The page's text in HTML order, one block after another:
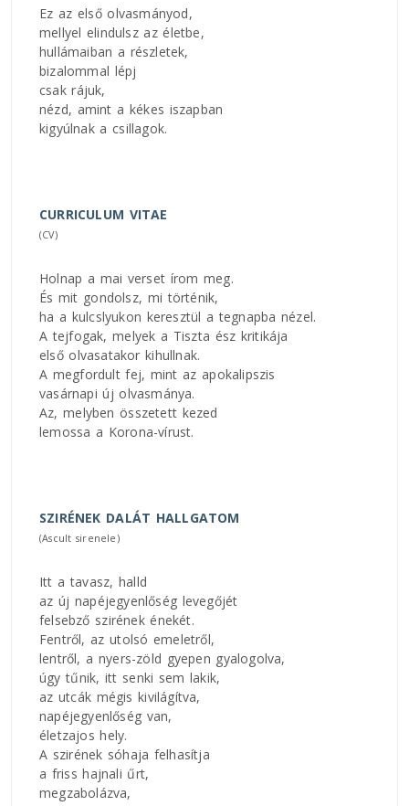
Ez az első olvasmányod,
mellyel elindulsz az életbe,
hullámaiban a részletek,
bizalommal lépj
csak rájuk,
nézd, amint a kékes iszapban
kigyúlnak a csillagok.
CURRICULUM VITAE
(CV)
Holnap a mai verset írom meg.
És mit gondolsz, mi történik,
ha a kulcslyukon keresztül a tegnapba nézel.
A tejfogak, melyek a Tiszta ész kritikája
első olvasatakor kihullnak.
A megfordult fej, mint az apokalipszis
vasárnapi új olvasmánya.
Az, melyben összetett kezed
lemossa a Korona-vírust.
SZIRÉNEK DALÁT HALLGATOM
(Ascult sirenele)
Itt a tavasz, halld
az új napéjegyenlőség levegőjét
felsebző szirének énekét.
Fentről, az utolsó emeletről,
lentről, a nyers-zöld gyepen gyalogolva,
úgy tűnik, itt senki sem lakik,
az utcák mégis kivilágítva,
napéjegyenlőség van,
életzajos hely.
A szirének sóhaja felhasítja
a friss hajnali űrt,
megzabolázva,